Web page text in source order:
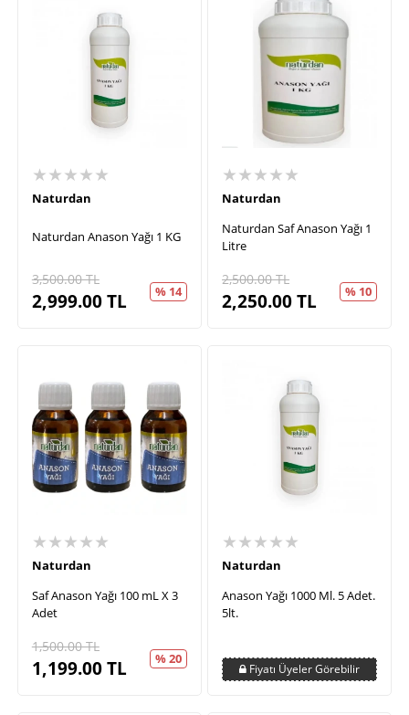
★★★★★
Naturdan
Naturdan Anason Yağı 1 KG
3,500.00TL
2,999.00TL % 14
★★★★★
Naturdan
Naturdan Saf Anason Yağı 1
Litre
2,500.00TL
2,250.00TL % 10
★★★★★
Naturdan
Saf Anason Yağı 100 mL X 3
Adet
1,500.00TL
1,199.00TL % 20
★★★★★
Naturdan
Anason Yağı 1000 Ml. 5 Adet.
5lt.
Fiyatı Üyeler Görebilir